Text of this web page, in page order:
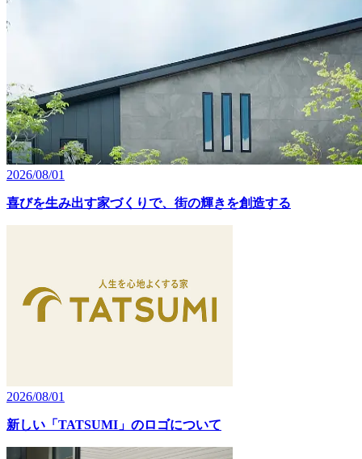
2026/08/01
喜びを生み出す家づくりで、街の輝きを創造する
2026/08/01
新しい「TATSUMI」のロゴについて